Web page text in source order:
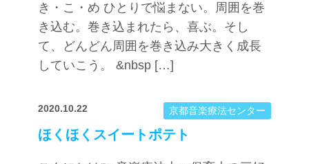
き・こ・め ひとりで悩まない。周囲を巻
き込む。巻き込まれたら、喜ぶ。そし
て、どんどん周囲を巻き込み大きく成長
していこう。 &nbsp […]
2020.10.22 京都音楽療法センター
ほくほくスイートポテト